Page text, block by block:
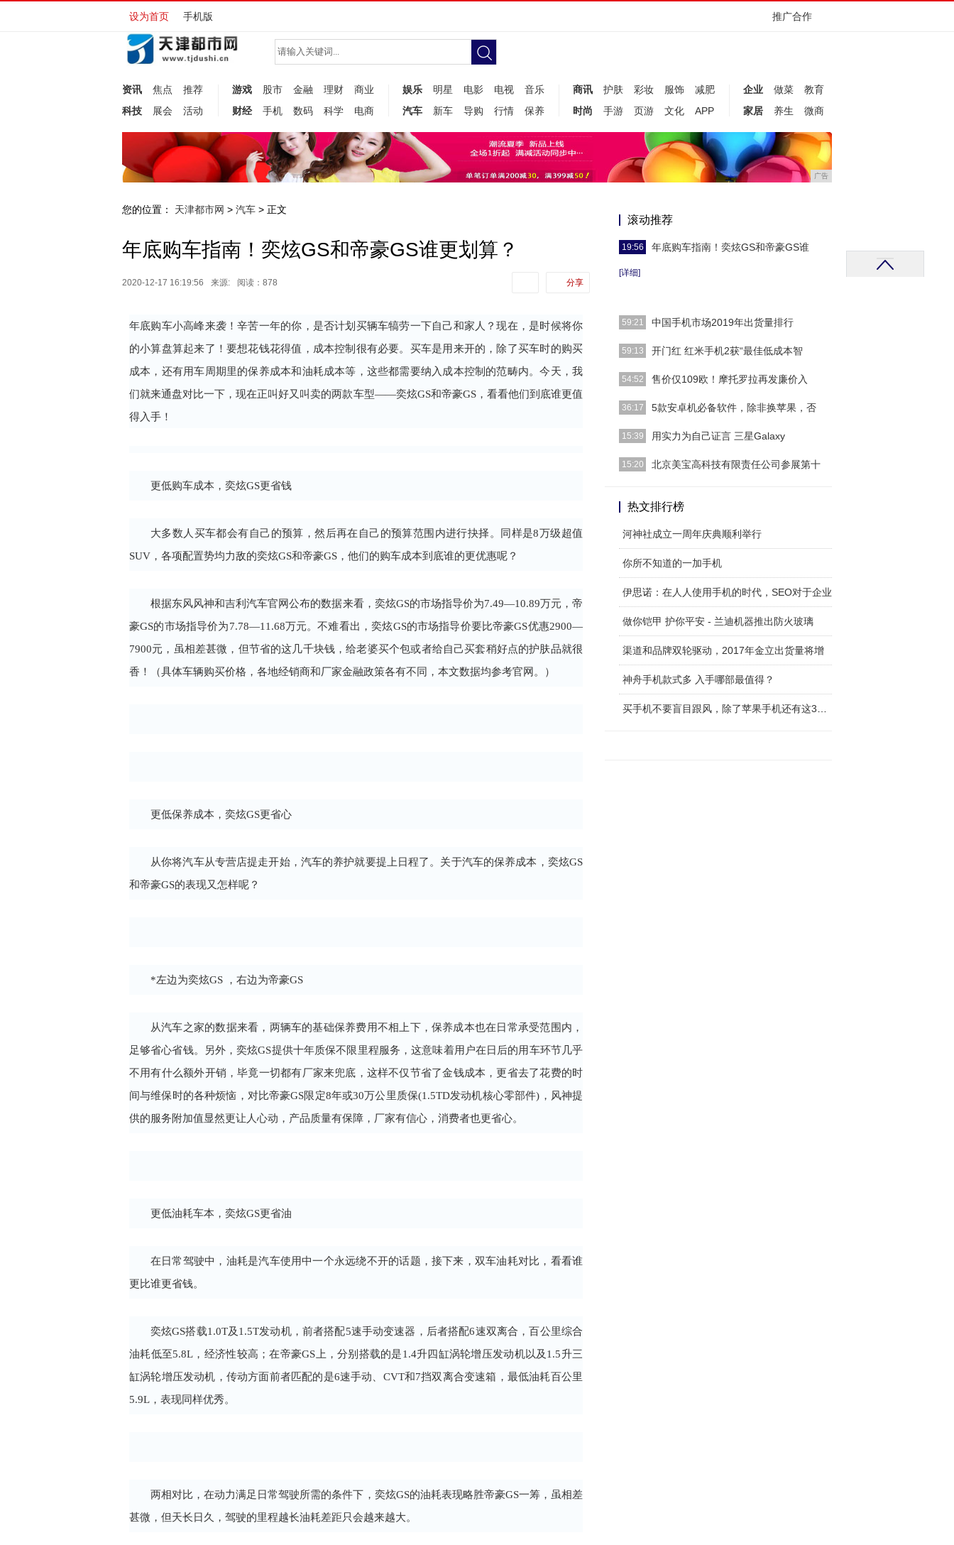
设为首页 手机版 推广合作
资讯 焦点
推荐
科技
展会 活动
游戏 股市 金融 理财
商业
财经
手机 数码 科学 电商
娱乐 明星 电影 电视
音乐
汽车
新车 导购 行情 保养
商讯 护肤 彩妆 服饰
减肥
时尚
手游 页游 文化 APP
企业 做菜
教育
家居
养生 微商
广告
您的位置： 天津都市网 > 汽车 > 正文
年底购车指南！奕炫GS和帝豪GS谁更划算？
2020-12-17 16:19:56 来源: 阅读：878 分享
年底购车小高峰来袭！辛苦一年的你，是否计划买辆车犒劳一下自己和家人？现在，是时候将你
的小算盘算起来了！要想花钱花得值，成本控制很有必要。买车是用来开的，除了买车时的购买
成本，还有用车周期里的保养成本和油耗成本等，这些都需要纳入成本控制的范畴内。今天，我
们就来通盘对比一下，现在正叫好又叫卖的两款车型——奕炫GS和帝豪GS，看看他们到底谁更值
得入手！
更低购车成本，奕炫GS更省钱
大多数人买车都会有自己的预算，然后再在自己的预算范围内进行抉择。同样是8万级超值
SUV，各项配置势均力敌的奕炫GS和帝豪GS，他们的购车成本到底谁的更优惠呢？
根据东风风神和吉利汽车官网公布的数据来看，奕炫GS的市场指导价为7.49—10.89万元，帝
豪GS的市场指导价为7.78—11.68万元。不难看出，奕炫GS的市场指导价要比帝豪GS优惠2900—
7900元，虽相差甚微，但节省的这几千块钱，给老婆买个包或者给自己买套稍好点的护肤品就很
香！（具体车辆购买价格，各地经销商和厂家金融政策各有不同，本文数据均参考官网。）
更低保养成本，奕炫GS更省心
从你将汽车从专营店提走开始，汽车的养护就要提上日程了。关于汽车的保养成本，奕炫GS
和帝豪GS的表现又怎样呢？
*左边为奕炫GS ，右边为帝豪GS
从汽车之家的数据来看，两辆车的基础保养费用不相上下，保养成本也在日常承受范围内，
足够省心省钱。另外，奕炫GS提供十年质保不限里程服务，这意味着用户在日后的用车环节几乎
不用有什么额外开销，毕竟一切都有厂家来兜底，这样不仅节省了金钱成本，更省去了花费的时
间与维保时的各种烦恼，对比帝豪GS限定8年或30万公里质保(1.5TD发动机核心零部件)，风神提
供的服务附加值显然更让人心动，产品质量有保障，厂家有信心，消费者也更省心。
更低油耗车本，奕炫GS更省油
在日常驾驶中，油耗是汽车使用中一个永远绕不开的话题，接下来，双车油耗对比，看看谁
更比谁更省钱。
奕炫GS搭载1.0T及1.5T发动机，前者搭配5速手动变速器，后者搭配6速双离合，百公里综合
油耗低至5.8L，经济性较高；在帝豪GS上，分别搭载的是1.4升四缸涡轮增压发动机以及1.5升三
缸涡轮增压发动机，传动方面前者匹配的是6速手动、CVT和7挡双离合变速箱，最低油耗百公里
5.9L，表现同样优秀。
两相对比，在动力满足日常驾驶所需的条件下，奕炫GS的油耗表现略胜帝豪GS一筹，虽相差
甚微，但天长日久，驾驶的里程越长油耗差距只会越来越大。
滚动推荐
19:56 年底购车指南！奕炫GS和帝豪GS谁
[详细]
59:21 中国手机市场2019年出货量排行
据Counterpoint的最新研究显示，2019年第二季度，中
59:13 开门红 红米手机2获“最佳低成本智
世界移动通信大会MWC 2016已经如火如荼的开始了。
54:52 售价仅109欧！摩托罗拉再发廉价入
10月25日消息，摩托罗拉在拉丁美洲正式发布两款超值
36:17 5款安卓机必备软件，除非换苹果，否
1、酷安酷安之前一直叫酷市场，一直都是国内非常优秀
15:39 用实力为自己证言 三星Galaxy
[详细]
15:20 北京美宝高科技有限责任公司参展第十
热文排行榜
河神社成立一周年庆典顺利举行
你所不知道的一加手机
伊思诺：在人人使用手机的时代，SEO对于企业
做你铠甲 护你平安 - 兰迪机器推出防火玻璃
渠道和品牌双轮驱动，2017年金立出货量将增
神舟手机款式多 入手哪部最值得？